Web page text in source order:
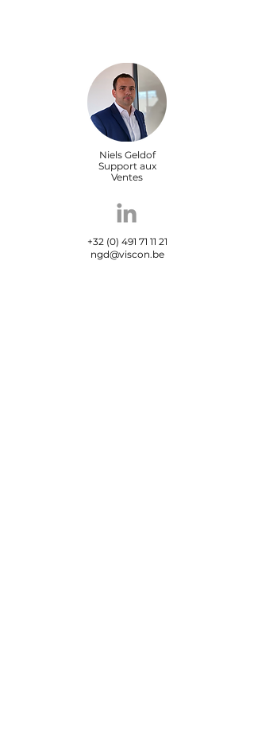
Niels Geldof
Support aux
Ventes
+32 (0) 491 71 11 21
ngd@viscon.be